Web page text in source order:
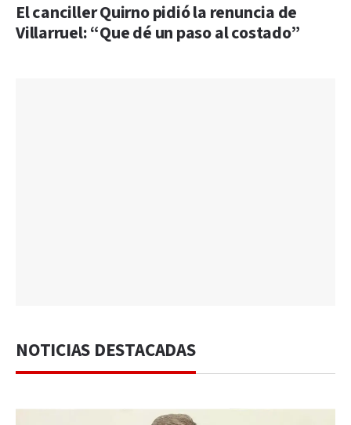
El canciller Quirno pidió la renuncia de
Villarruel: “Que dé un paso al costado”
NOTICIAS DESTACADAS